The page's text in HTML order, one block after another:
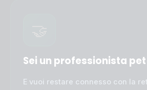
Sei un professionista pet
E vuoi restare connesso con la